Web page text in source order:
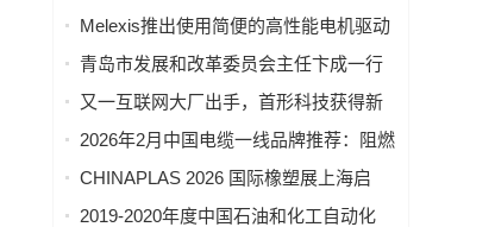
EtherCAT、Ethernet/IP、BACnet/IP等多
种协议
打破 30 年垄断，国产科学计算软件崛起
Melexis推出使用简便的高性能电机驱动
芯片，助力三相风扇实现快速、免代码
青岛市发展和改革委员会主任卞成一行
到国创中心调研指导
又一互联网大厂出手，首形科技获得新
一轮数亿元A1轮融资｜人脸机器人首次
2026年2月中国电缆一线品牌推荐：阻燃
防火电缆国内一线品牌推荐排名名单
CHINAPLAS 2026 国际橡塑展上海启
幕！5,000余家全球展商共塑智能绿色橡
2019-2020年度中国石油和化工自动化